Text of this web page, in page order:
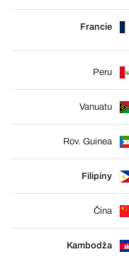
Francie
Peru
Vanuatu
Rov. Guinea
Filipíny
Čína
Kambodža